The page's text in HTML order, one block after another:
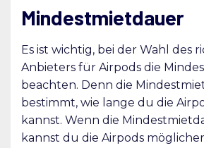
Mindestmietdauer
Es ist wichtig, bei der Wahl des
Anbieters für Airpods die
beachten. Denn die
bestimmt, wie lange du die
kannst. Wenn die
kannst du die Airpods